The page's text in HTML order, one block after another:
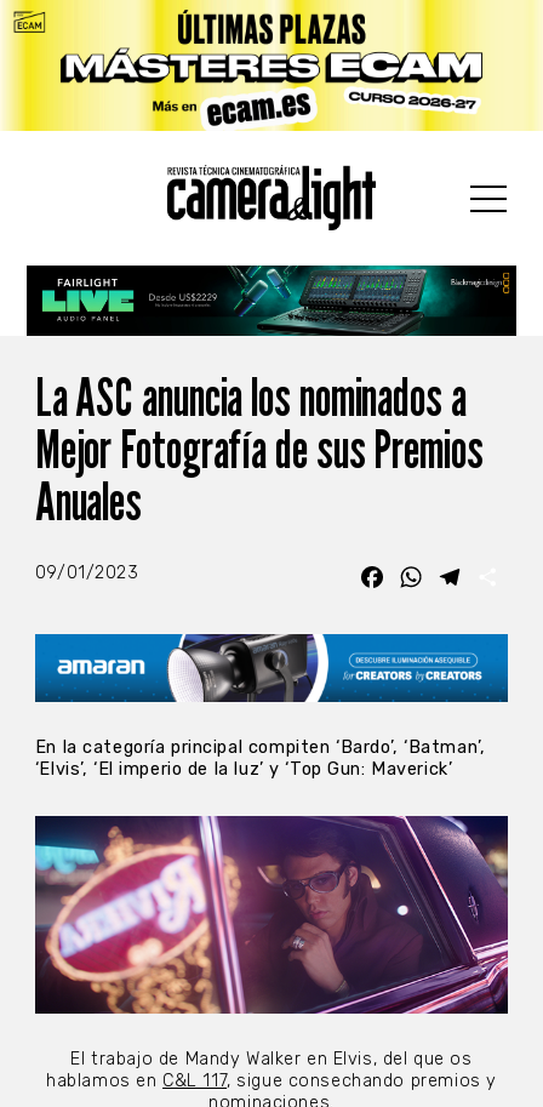
La ASC anuncia los nominados a
Mejor Fotografía de sus Premios
Anuales
09/01/2023 FacebookWhatsApp
En la categoría principal compiten ‘Bardo’, ‘Batman’,
‘Elvis’, ‘El imperio de la luz’ y ‘Top Gun: Maverick’
El trabajo de Mandy Walker en Elvis, del que os
hablamos en C&L 117, sigue consechando premios y
nominaciones.